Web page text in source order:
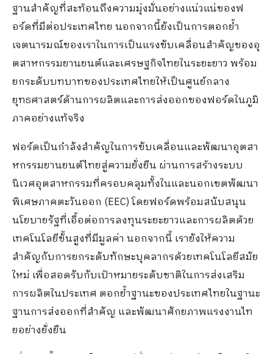
ฐานสำคัญที่สะท้อนถึงความมุ่งมั่นอย่างแน่วแน่ของฟ
อร์ดที่มีต่อประเทศไทย นอกจากนี้ยังเป็นการตอกย้ำ
เจตนารมณ์ของเราในการเป็นแรงขับเคลื่อนสำคัญของอุ
ตสาหกรรมยานยนต์และเศรษฐกิจไทยในระยะยาว พร้อม
ยกระดับบทบาทของประเทศไทยให้เป็นศูนย์กลาง
ยุทธศาสตร์ด้านการผลิตและการส่งออกของฟอร์ดในภูมิ
ภาคอย่างแท้จริง
ฟอร์ดเป็นกำลังสำคัญในการขับเคลื่อนและพัฒนาอุตสา
หกรรมยานยนต์ไทยสู่ความยั่งยืน ผ่านการสร้างระบบ
นิเวศอุตสาหกรรมที่ครอบคลุมทั้งในและนอกเขตพัฒนา
พิเศษภาคตะวันออก (EEC)โดยฟอร์ดพร้อมสนับสนุน
นโยบายรัฐที่เอื้อต่อการลงทุนระยะยาวและการผลิตด้วย
เทคโนโลยีขั้นสูงที่มีมูลค่า นอกจากนี้ เรายังให้ความ
สำคัญกับการยกระดับทักษะบุคลากรด้วยเทคโนโลยีสมัย
ใหม่ เพื่อสอดรับกับเป้าหมายระดับชาติในการส่งเสริม
การผลิตในประเทศ ตอกย้ำฐานะของประเทศไทยในฐานะ
ฐานการส่งออกที่สำคัญ และพัฒนาศักยภาพแรงงานไท
ยอย่างยั่งยืน